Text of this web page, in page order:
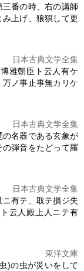
番の時、右の講師
上げ、狼狽して更
日本古典文学全集
雅朝臣ト云人有ケ
ノ事止事無カリケ
日本古典文学全集
の名器である玄象が
の弾音をたどって羅
日本古典文学全集
有テ、取テ損ジ失
ト云人殿上人ニテ有
東洋文庫
)の虫が災いをして